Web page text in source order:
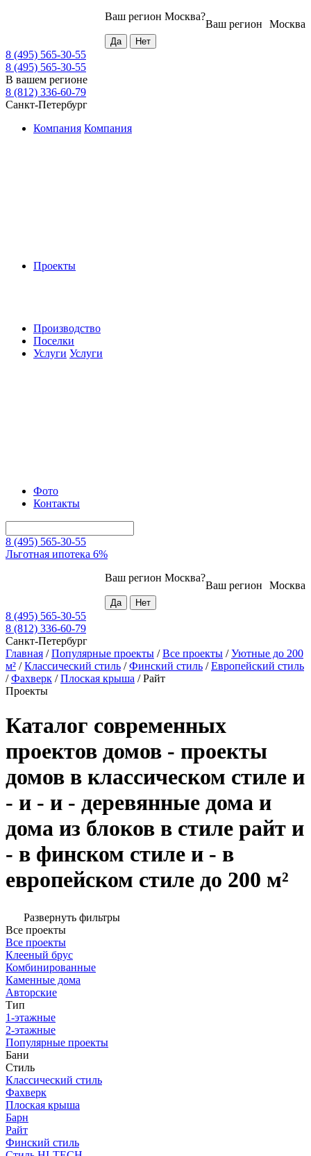
Москва
Ваш регион
Ваш регион Москва?
8 (495) 565-30-55
8 (495) 565-30-55
В вашем регионе
8 (812) 336-60-79
Санкт-Петербург
Компания Компания
Проекты
Производство
Поселки
Услуги Услуги
Фото
Контакты
8 (495) 565-30-55
Льготная ипотека 6%
Москва
Ваш регион
Ваш регион Москва?
8 (495) 565-30-55
8 (812) 336-60-79
Санкт-Петербург
Главная /Популярные проекты /Все проекты /Уютные до 200
м² /Классический стиль /Финский стиль /Европейский стиль
/Фахверк /Плоская крыша /Райт
Проекты
Каталог современных
проектов домов - проекты
домов в классическом стиле и
- и - и - деревянные дома и
дома из блоков в стиле райт и
- в финском стиле и - в
европейском стиле до 200 м²
Развернуть фильтры
Все проекты
Все проекты
Клееный брус
Комбинированные
Каменные дома
Авторские
Тип
1-этажные
2-этажные
Популярные проекты
Бани
Стиль
Классический стиль
Фахверк
Плоская крыша
Барн
Райт
Финский стиль